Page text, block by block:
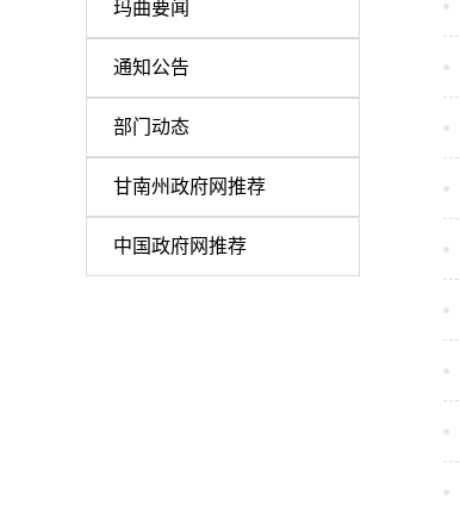
玛曲要闻
通知公告
部门动态
甘南州政府网推荐
中国政府网推荐